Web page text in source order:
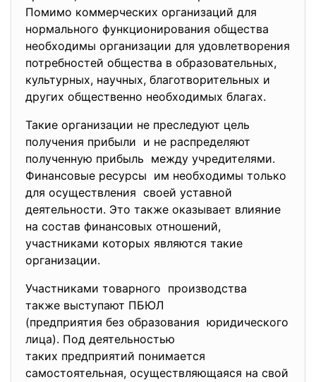
Помимо коммерческих организаций для
нормального функционирования общества
необходимы организации для удовлетворения
потребностей общества в образовательных,
культурных, научных, благотворительных и
других общественно необходимых благах.
Такие организации не преследуют цель
получения прибыли и не распределяют
полученную прибыль между учредителями.
Финансовые ресурсы им необходимы только
для осуществления своей уставной
деятельности. Это также оказывает влияние
на состав финансовых отношений,
участниками которых являются такие
организации.
Участниками товарного производства
также выступают ПБЮЛ
(предприятия без образования юридического
лица). Под деятельностью
таких предприятий понимается
самостоятельная, осуществляющаяся на свой